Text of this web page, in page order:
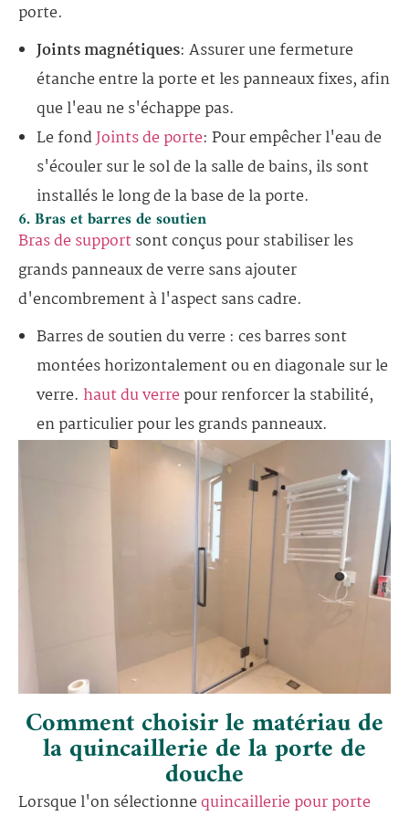
porte.
Joints magnétiques: Assurer une fermeture
étanche entre la porte et les panneaux fixes, afin
que l'eau ne s'échappe pas.
Le fondJoints de porte: Pour empêcher l'eau de
s'écouler sur le sol de la salle de bains, ils sont
installés le long de la base de la porte.
6. Bras et barres de soutien
Bras de supportsont conçus pour stabiliser les
grands panneaux de verre sans ajouter
d'encombrement à l'aspect sans cadre.
Barres de soutien du verre : ces barres sont
montées horizontalement ou en diagonale sur le
verre. haut du verrepour renforcer la stabilité,
en particulier pour les grands panneaux.
Comment choisir le matériau de
la quincaillerie de la porte de
douche
Lorsque l'on sélectionnequincaillerie pour porte